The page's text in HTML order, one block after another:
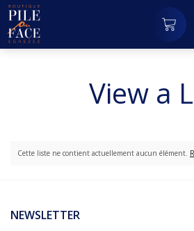
View a
Cette liste ne contient actuellement aucun élément.
NEWSLETTER